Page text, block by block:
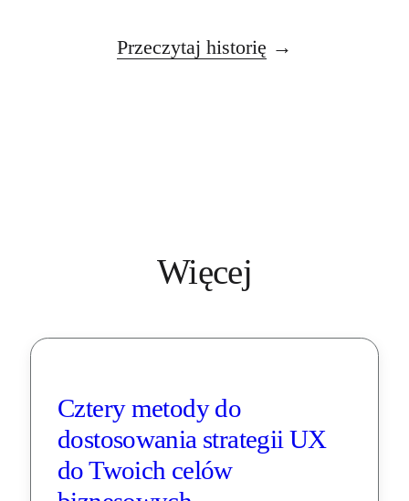
Przeczytaj historię
Więcej
Cztery metody do
dostosowania strategii UX
do Twoich celów